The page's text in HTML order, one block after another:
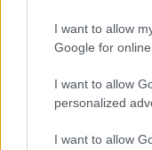
I want to allow
Google for
I want to allow
personalized
I want to allow